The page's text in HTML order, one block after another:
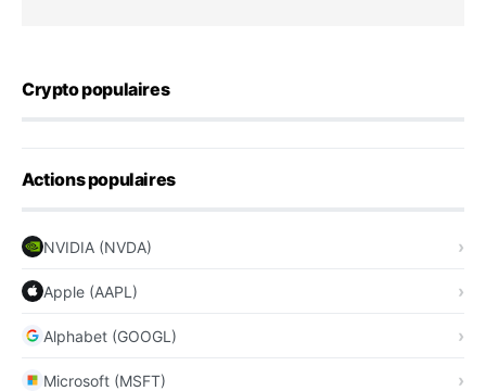
Crypto populaires
Actions populaires
NVIDIA (NVDA)
Apple (AAPL)
Alphabet (GOOGL)
Microsoft (MSFT)